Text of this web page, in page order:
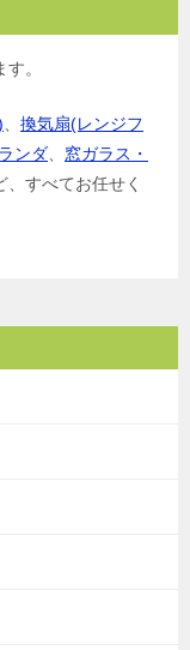
。
換気扇(レンジフ
ンダ
窓ガラス・
、すべてお任せく